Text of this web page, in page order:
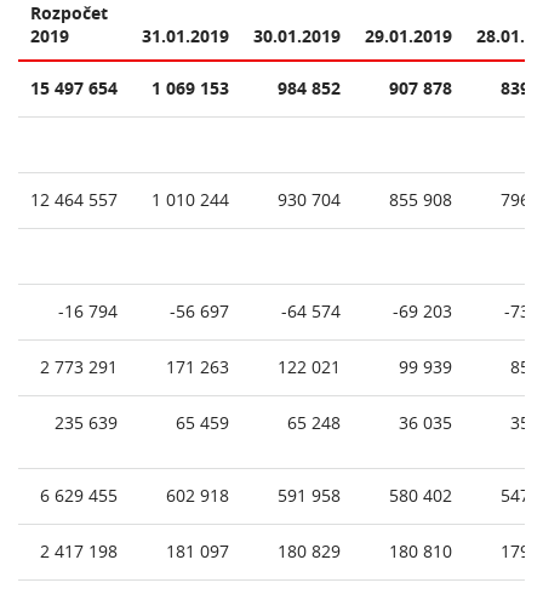
Rozpočet
2019
31.01.2019 30.01.2019 29.01.2019
15 497 654 1 069 153 984 852 907 878 839
12 464 557 1 010 244 930 704 855 908 796
-16 794 -56 697 -64 574 -69 203 -73
2 773 291 171 263 122 021 99 939 85
235 639 65 459 65 248 36 035 35
6 629 455 602 918 591 958 580 402 547
2 417 198 181 097 180 829 180 810 179